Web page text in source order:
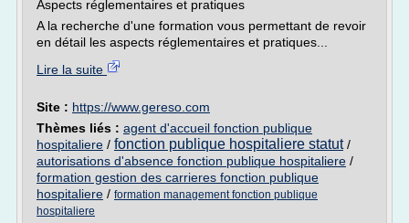
Aspects réglementaires et pratiques
A la recherche d'une formation vous permettant de revoir
en détail les aspects réglementaires et pratiques...
Lire la suite
Site : https://www.gereso.com
Thèmes liés : agent d'accueil fonction publique
hospitaliere / fonction publique hospitaliere statut/
autorisations d'absence fonction publique hospitaliere /
formation gestion des carrieres fonction publique
hospitaliere / formation management fonction publique
hospitaliere